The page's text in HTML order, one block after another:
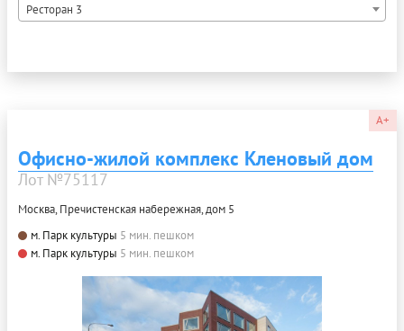
Ресторан 3
A+
Офисно-жилой комплекс Кленовый дом
Лот №75117
Москва, Пречистенская набережная, дом 5
м. Парк культуры 5 мин. пешком
м. Парк культуры 5 мин. пешком